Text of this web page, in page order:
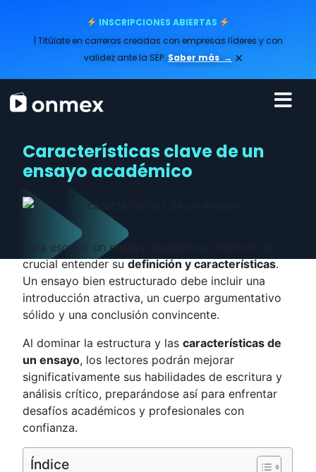
INSCRIPCIONES ABIERTAS
| Titúlate en carreras creadas con empresas líderes y con
validez ante la SEP. Saber más → ×
Características clave de un
ensayo académico
Para escribir un ensayo académico efectivo, es
crucial entender sudefinición y características.
Un ensayo bien estructurado debe incluir una
introducción atractiva, un cuerpo argumentativo
sólido y una conclusión convincente.
Al dominar la estructura y lascaracterísticas de
un ensayo, los lectores podrán mejorar
significativamente sus habilidades de escritura y
análisis crítico, preparándose así para enfrentar
desafíos académicos y profesionales con
confianza.
Índice